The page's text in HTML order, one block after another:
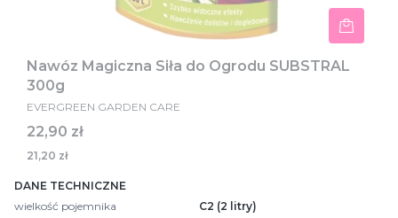
Nawóz Magiczna Siła do Ogrodu SUBSTRAL
300g
EVERGREEN GARDEN CARE
Cena
22,90 zł
21,20 zł
DANE TECHNICZNE
wielkość pojemnika
C2 (2 litry)